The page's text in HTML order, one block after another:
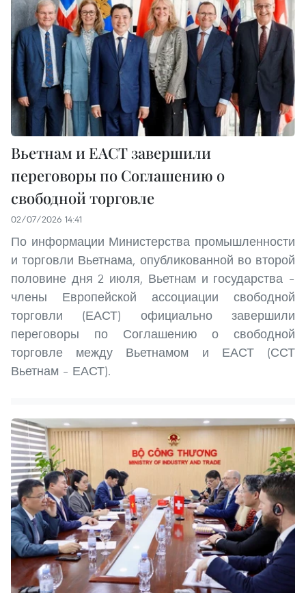
Вьетнам и ЕАСТ завершили
переговоры по Соглашению о
свободной торговле
02/07/2026 14:41
По информации Министерства промышленности
и торговли Вьетнама, опубликованной во второй
половине дня 2 июля, Вьетнам и государства –
члены Европейской ассоциации свободной
торговли (ЕАСТ) официально завершили
переговоры по Соглашению о свободной
торговле между Вьетнамом и ЕАСТ (ССТ
Вьетнам – ЕАСТ).